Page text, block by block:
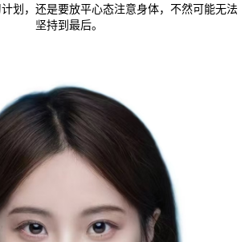
划，还是要放平心态注意身体，不然可能无法
坚持到最后。